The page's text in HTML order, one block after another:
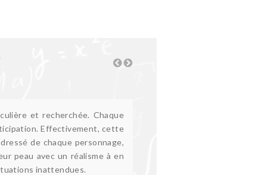
et recherchée. Chaque
Effectivement, cette
de chaque personnage,
peau avec un réalisme à en
inattendues.